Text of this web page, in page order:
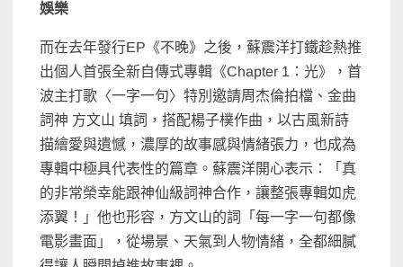
娛樂
而在去年發行EP《不晚》之後，蘇震洋打鐵趁熱推
出個人首張全新自傳式專輯《Chapter 1：光》，首
波主打歌〈一字一句〉特別邀請周杰倫拍檔、金曲
詞神 方文山 填詞，搭配楊子樸作曲，以古風新詩
描繪愛與遺憾，濃厚的故事感與情緒張力，也成為
專輯中極具代表性的篇章。蘇震洋開心表示：「真
的非常榮幸能跟神仙級詞神合作，讓整張專輯如虎
添翼！」他也形容，方文山的詞「每一字一句都像
電影畫面」，從場景、天氣到人物情緒，全都細膩